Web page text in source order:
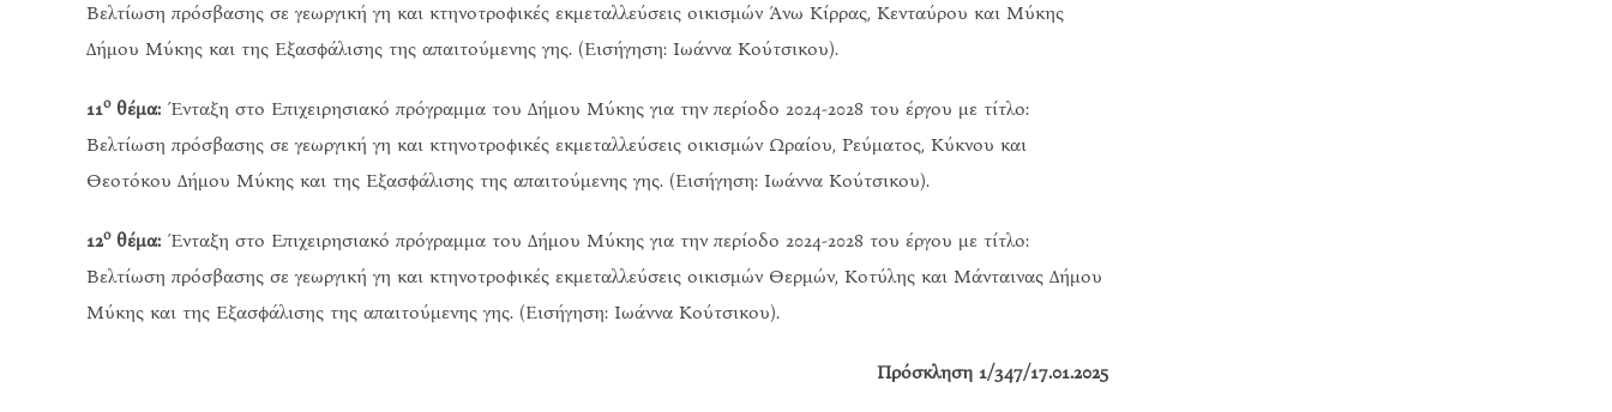
Βελτίωση πρόσβασης σε γεωργική γη και κτηνοτροφικές εκμεταλλεύσεις οικισμών Άνω Κίρρας, Κενταύρου και Μύκης
Δήμου Μύκης και της Εξασφάλισης της απαιτούμενης γης. (Εισήγηση: Ιωάννα Κούτσικου).
11οθέμα: Ένταξη στο Επιχειρησιακό πρόγραμμα του Δήμου Μύκης για την περίοδο 2024-2028 του έργου με τίτλο:
Βελτίωση πρόσβασης σε γεωργική γη και κτηνοτροφικές εκμεταλλεύσεις οικισμών Ωραίου, Ρεύματος, Κύκνου και
Θεοτόκου Δήμου Μύκης και της Εξασφάλισης της απαιτούμενης γης. (Εισήγηση: Ιωάννα Κούτσικου).
12οθέμα: Ένταξη στο Επιχειρησιακό πρόγραμμα του Δήμου Μύκης για την περίοδο 2024-2028 του έργου με τίτλο:
Βελτίωση πρόσβασης σε γεωργική γη και κτηνοτροφικές εκμεταλλεύσεις οικισμών Θερμών, Κοτύλης και Μάνταινας Δήμου
Μύκης και της Εξασφάλισης της απαιτούμενης γης. (Εισήγηση: Ιωάννα Κούτσικου).
Πρόσκληση 1/347/17.01.2025